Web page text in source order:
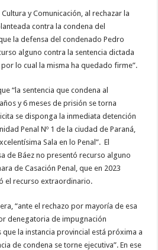
y Comunicación, al rechazar la
contra la condena del
la defensa del condenado Pedro
alguno contra la sentencia dictada
lo cual la misma ha quedado firme”.
“la sentencia que condena al
y 6 meses de prisión se torna
se disponga la inmediata detención
Penal Nº 1 de la ciudad de Paraná,
Sala en lo Penal”. El
de Báez no presentó recurso alguno
de Casación Penal, que en 2023
el recurso extraordinario.
“ante el rechazo por mayoría de esa
denegatoria de impugnación
la instancia provincial está próxima a
de condena se torne ejecutiva”. En ese